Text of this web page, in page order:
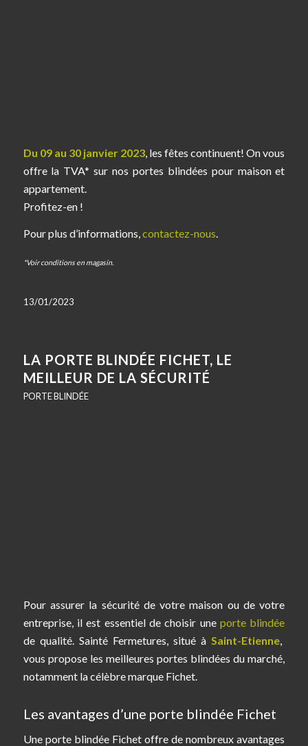
Du 09 au 30 janvier 2023 , les fêtes continuent! On vous
offre la TVA* sur nos portes blindées pour maison et
appartement.
Profitez-en !
Pour plus d’informations,contactez-nous.
*Voir conditions en magasin.
13/01/2023
LA PORTE BLINDÉE FICHET, LE
MEILLEUR DE LA SÉCURITÉ
PORTE BLINDÉE
Pour assurer la sécurité de votre maison ou de votre
entreprise, il est essentiel de choisir uneporte blindée
de qualité. Sainté Fermetures, situé à Saint-Etienne
vous propose les meilleures portes blindées du marché,
notamment la célèbre marque Fichet.
Les avantages d’une porte blindée Fichet
Une porte blindée Fichet offre de nombreux avantages